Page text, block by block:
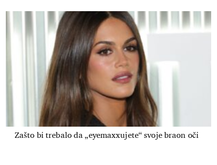
Zašto bi trebalo da „eyemaxxujete“ svoje braon oči